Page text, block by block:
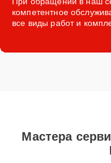
компетентное
все виды работ и
Мастера